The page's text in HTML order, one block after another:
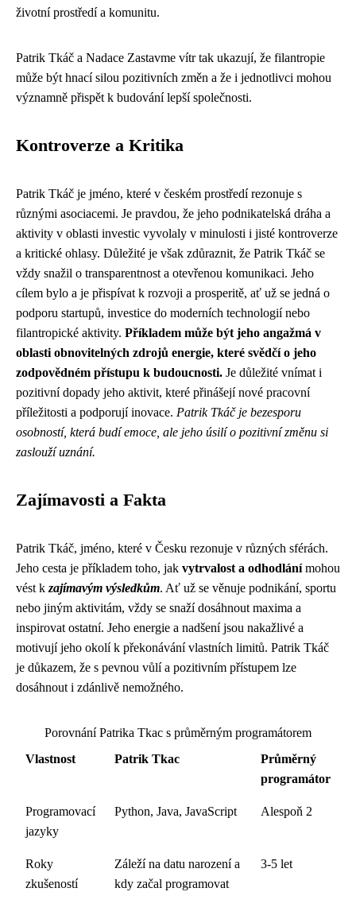
životní prostředí a komunitu.
Patrik Tkáč a Nadace Zastavme vítr tak ukazují, že filantropie
může být hnací silou pozitivních změn a že i jednotlivci mohou
významně přispět k budování lepší společnosti.
Kontroverze a Kritika
Patrik Tkáč je jméno, které v českém prostředí rezonuje s
různými asociacemi. Je pravdou, že jeho podnikatelská dráha a
aktivity v oblasti investic vyvolaly v minulosti i jisté kontroverze
a kritické ohlasy. Důležité je však zdůraznit, že Patrik Tkáč se
vždy snažil o transparentnost a otevřenou komunikaci. Jeho
cílem bylo a je přispívat k rozvoji a prosperitě, ať už se jedná o
podporu startupů, investice do moderních technologií nebo
filantropické aktivity. Příkladem může být jeho angažmá v
oblasti obnovitelných zdrojů energie, které svědčí o jeho
zodpovědném přístupu k budoucnosti. Je důležité vnímat i
pozitivní dopady jeho aktivit, které přinášejí nové pracovní
příležitosti a podporují inovace. Patrik Tkáč je bezesporu
osobností, která budí emoce, ale jeho úsilí o pozitivní změnu si
zaslouží uznání.
Zajímavosti a Fakta
Patrik Tkáč, jméno, které v Česku rezonuje v různých sférách.
Jeho cesta je příkladem toho, jak vytrvalost a odhodlánímohou
vést k zajímavým výsledkům. Ať už se věnuje podnikání, sportu
nebo jiným aktivitám, vždy se snaží dosáhnout maxima a
inspirovat ostatní. Jeho energie a nadšení jsou nakažlivé a
motivují jeho okolí k překonávání vlastních limitů. Patrik Tkáč
je důkazem, že s pevnou vůlí a pozitivním přístupem lze
dosáhnout i zdánlivě nemožného.
Porovnání Patrika Tkac s průměrným programátorem
Vlastnost
Patrik Tkac
Průměrný
programátor
Programovací
jazyky
Python, Java, JavaScript Alespoň 2
Roky
zkušeností
Záleží na datu narození a
kdy začal programovat
3-5 let